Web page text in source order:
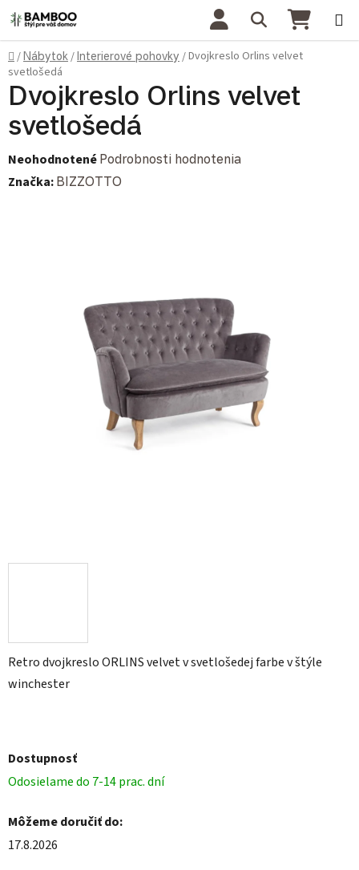
Prejsť na obsah Hľadať
Domov
/Nábytok /Interierové pohovky /Dvojkreslo Orlins velvet
svetlošedá
Retro dvojkreslo ORLINS velvet v svetlošedej farbe v štýle
winchester
Dostupnosť
Odosielame do 7-14 prac. dní
Môžeme doručiť do:
17.8.2026
Dvojkreslo Orlins velvet
svetlošedá
Priemerné hodnotenie produktu je 0,0 z 5 hviezdičiek.
Neohodnotené Podrobnosti hodnotenia
Značka: BIZZOTTO